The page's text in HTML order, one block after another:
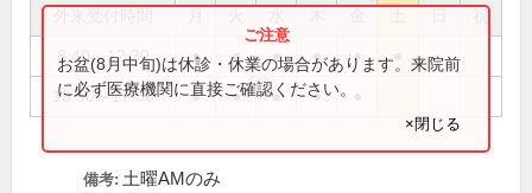
祝
8:40～12:30 ● ● ● ● ●
13:50～17:30 ● ● ● ●
お盆(8月中旬)は休診・休業の場合があります。来院前
に必ず医療機関に直接ご確認ください。
×閉じる
備考: 土曜AMのみ